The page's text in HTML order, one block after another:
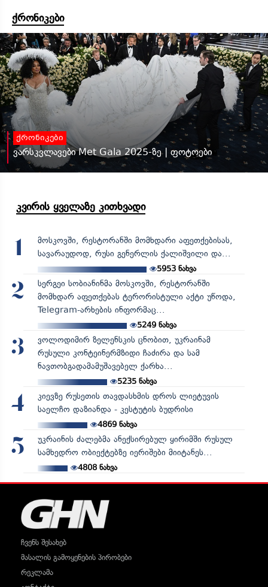
ქრონიკები
ქრონიკები
ვარსკვლავები Met Gala 2025-ზე | ფოტოები
კვირის ყველაზე კითხვადი
1
მოსკოვში, რესტორანში მომხდარი აფეთქებისას,
სავარაუდოდ, რუსი გენერლის ქალიშვილი და...
5953 ნახვა
2
სერგეი სობიანინმა მოსკოვში, რესტორანში
მომხდარ აფეთქებას ტერორისტული აქტი უწოდა,
Telegram-არხების ინფორმაც...
5249ნახვა
3
ვოლოდიმირ ზელენსკის ცნობით, უკრაინამ
რუსული კონტეინერმზიდი ჩაძირა და სამ
ნავთობგადამამუშავებელ ქარხა...
5235ნახვა
4
კიევზე რუსეთის თავდასხმის დროს ლიეტუვის
საელჩო დაზიანდა - კესტუტის ბუდრისი
4869ნახვა
5
უკრაინის ძალებმა ანექსირებულ ყირიმში რუსულ
სამხედრო ობიექტებზე იერიშები მიიტანეს...
4808ნახვა
ჩვენს შესახებ
მასალის გამოყენების პირობები
რეკლამა